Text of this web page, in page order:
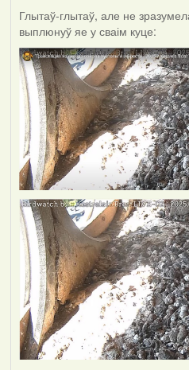
Глытаў-глытаў, але не
выплюнуў яе у сваім куце: